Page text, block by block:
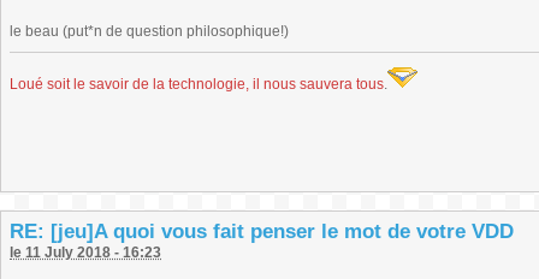
le beau (put*n de question philosophique!)
Loué soit le savoir de la technologie, il nous sauvera tous.
RE: [jeu]A quoi vous fait penser le mot de votre VDD
le 11 July 2018 - 16:23